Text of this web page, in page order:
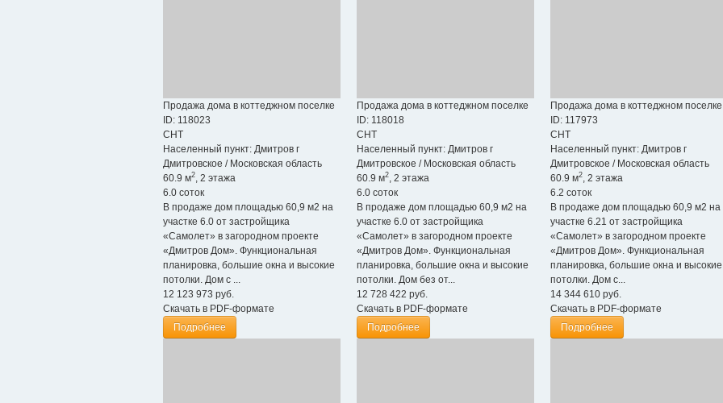
Продажа дома в коттеджном поселке
ID: 118023
СНТ
Населенный пункт: Дмитров г
Дмитровское / Московская область
60.9 м2 , 2 этажа
6.0 соток
В продаже дом площадью 60,9 м2 на
участке 6.0 от застройщика
«Самолет» в загородном проекте
«Дмитров Дом». Функциональная
планировка, большие окна и высокие
потолки. Дом с ...
12 123 973 руб.
Скачать в PDF-формате
Подробнее
Продажа дома в коттеджном поселке
ID: 118018
СНТ
Населенный пункт: Дмитров г
Дмитровское / Московская область
60.9 м2 , 2 этажа
6.0 соток
В продаже дом площадью 60,9 м2 на
участке 6.0 от застройщика
«Самолет» в загородном проекте
«Дмитров Дом». Функциональная
планировка, большие окна и высокие
потолки. Дом без от...
12 728 422 руб.
Скачать в PDF-формате
Подробнее
Продажа дома в коттеджном поселке
ID: 117973
СНТ
Населенный пункт: Дмитров г
Дмитровское / Московская область
60.9 м2 , 2 этажа
6.2 соток
В продаже дом площадью 60,9 м2 на
участке 6.21 от застройщика
«Самолет» в загородном проекте
«Дмитров Дом». Функциональная
планировка, большие окна и высокие
потолки. Дом с...
14 344 610 руб.
Скачать в PDF-формате
Подробнее